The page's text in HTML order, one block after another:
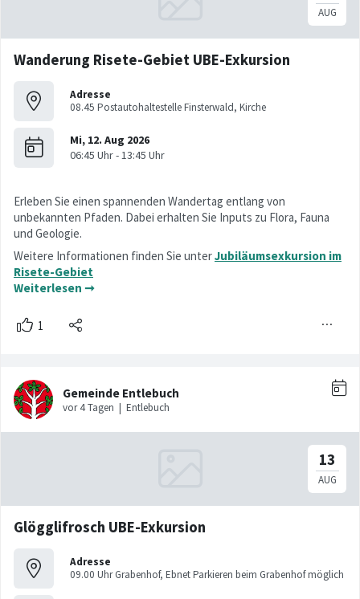
Wanderung Risete-Gebiet UBE-Exkursion
Adresse
08.45 Postautohaltestelle Finsterwald, Kirche
Erleben Sie einen spannenden Wandertag entlang von
unbekannten Pfaden. Dabei erhalten Sie Inputs zu Flora, Fauna
und Geologie.
Weitere Informationen finden Sie unterJubiläumsexkursion im
Risete-Gebiet
Weiterlesen ➞
Glögglifrosch UBE-Exkursion
Adresse
09.00 Uhr Grabenhof, Ebnet Parkieren beim Grabenhof möglich